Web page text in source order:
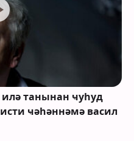
илә танынан ҹуһуд
ҹәһәннәмә васил